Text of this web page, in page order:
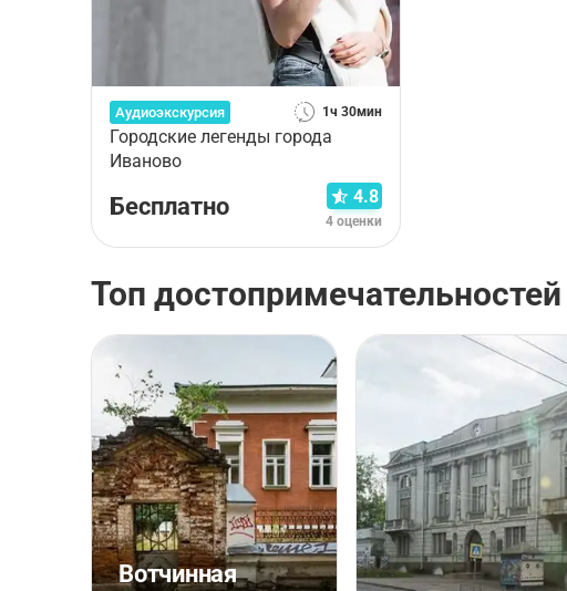
Аудиоэкскурсия 1ч 30мин
Городские легенды города
Иваново
Бесплатно 4.8
4 оценки
Топ
Вотчинная